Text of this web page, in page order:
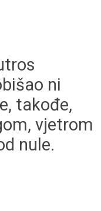
ni
takođe,
vjetrom
nule.